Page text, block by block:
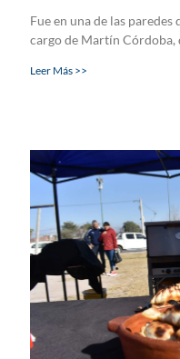
Fue en una de las
cargo de Martín
Leer Más >>